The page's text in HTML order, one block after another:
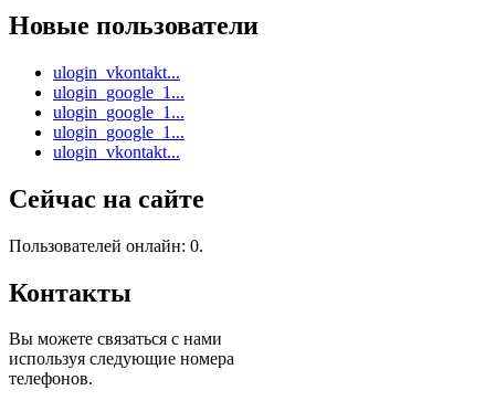
Новые пользователи
ulogin_vkontakt...
ulogin_google_1...
ulogin_google_1...
ulogin_google_1...
ulogin_vkontakt...
Сейчас на сайте
Пользователей онлайн: 0.
Контакты
Вы можете связаться с нами
используя следующие номера
телефонов.